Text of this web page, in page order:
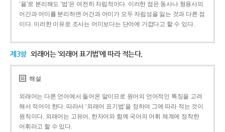
‘을’로 분리해도 ‘밥’은 여전히 자립적이다. 이러한 점은 동사나 형용사의
어간과 어미를 분리하면 어간과 어미가 모두 자립성을 잃는 것과 다른 점
이다. 이러한 이유로 조사는 어미보다는 단어에 가깝다고 할 수 있다.
제3항 외래어는 ‘외래어 표기법’에 따라 적는다.
해설
외래어는 다른 언어에서 들어온 말이므로 원어의 언어적인 특징을 고려
해서 적어야 한다. 따라서 ‘외래어 표기법’을 정하여 그에 따라 적는 것이
원칙이다. 외래어는 고유어, 한자어와 함께 국어의 어휘 체계에 정착한
어휘라고 할 수 있다.